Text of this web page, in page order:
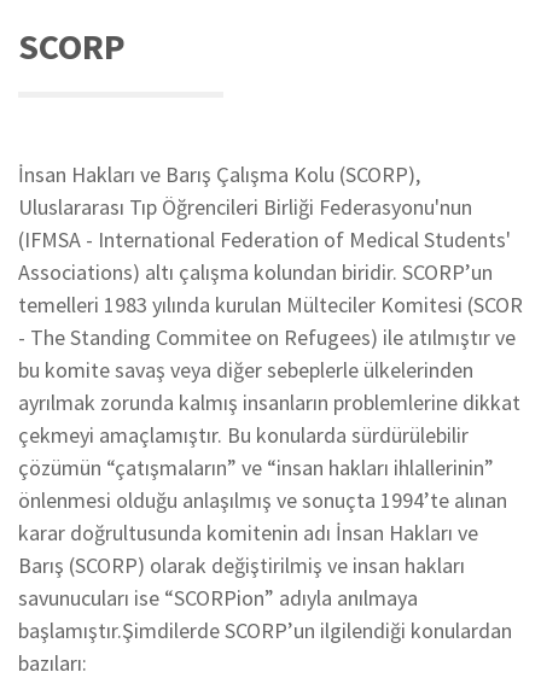
SCORP
İnsan Hakları ve Barış Çalışma Kolu (SCORP),
Uluslararası Tıp Öğrencileri Birliği Federasyonu'nun
(IFMSA - International Federation of Medical Students'
Associations) altı çalışma kolundan biridir. SCORP’un
temelleri 1983 yılında kurulan Mülteciler Komitesi (SCOR
- The Standing Commitee on Refugees) ile atılmıştır ve
bu komite savaş veya diğer sebeplerle ülkelerinden
ayrılmak zorunda kalmış insanların problemlerine dikkat
çekmeyi amaçlamıştır. Bu konularda sürdürülebilir
çözümün “çatışmaların” ve “insan hakları ihlallerinin”
önlenmesi olduğu anlaşılmış ve sonuçta 1994’te alınan
karar doğrultusunda komitenin adı İnsan Hakları ve
Barış (SCORP) olarak değiştirilmiş ve insan hakları
savunucuları ise “SCORPion” adıyla anılmaya
başlamıştır.Şimdilerde SCORP’un ilgilendiği konulardan
bazıları: